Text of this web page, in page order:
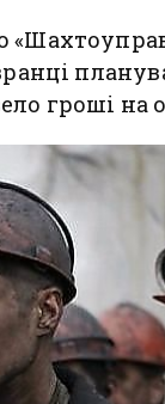
гроші на